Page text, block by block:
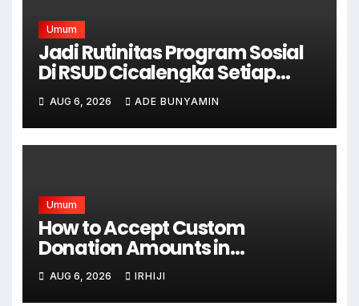
Umum
Jadi Rutinitas Program Sosial
Di RSUD Cicalengka Setiap
Bulan Gelar Sunatan Massal
Bagi Masyarakat Tidak
Mampu
AUG 6, 2026 ADE BUNYAMIN
Umum
How to Accept Custom
Donation Amounts in
WordPress with Stripe
AUG 6, 2026 IRHIJI